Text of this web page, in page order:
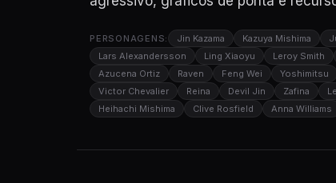
PERSONAGENS: Jin Kazama Kazuya Mishima
Lars Alexandersson
Ling Xiaoyu Leroy Smith
Azucena Ortiz
Raven Feng Wei Yoshimitsu
Victor Chevalier
Reina Devil Jin Zafina
Heihachi Mishima
Clive Rosfield Anna Williams